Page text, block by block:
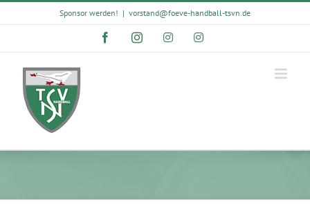
Skip
Sponsor werden! | vorstand@foeve-handball-tsvn.de
FacebookInstagramInstagramInstagram